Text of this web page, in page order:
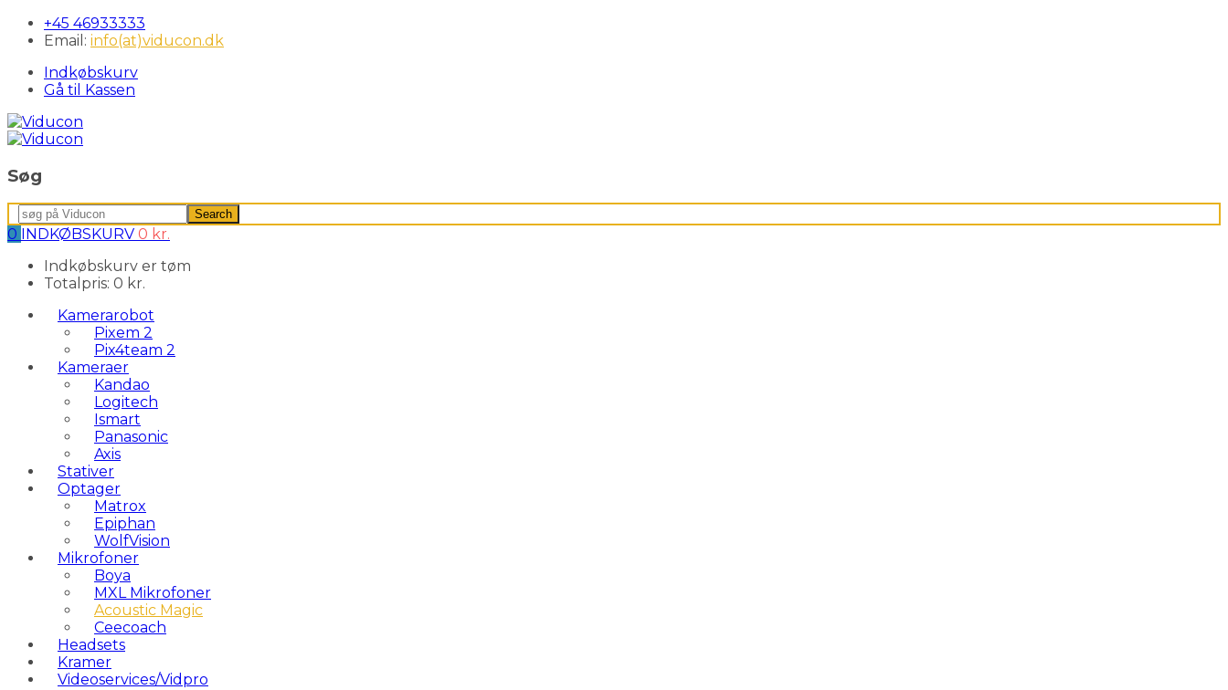
+45 46933333
Email: info(at)viducon.dk
Indkøbskurv
Gå til Kassen
Søg
Search
for:
Search
0 INDKØBSKURV 0 kr.
Indkøbskurv er tøm
Totalpris: 0 kr.
Kamerarobot
Pixem 2
Pix4team 2
Kameraer
Kandao
Logitech
Ismart
Panasonic
Axis
Stativer
Optager
Matrox
Epiphan
WolfVision
Mikrofoner
Boya
MXL Mikrofoner
Acoustic Magic
Ceecoach
Headsets
Kramer
Videoservices/Vidpro